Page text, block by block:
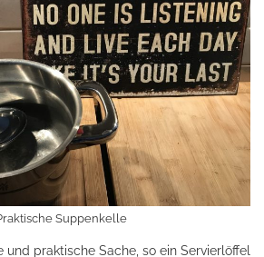
Suppenkelle
und praktische Sache, so ein Servierlöffel